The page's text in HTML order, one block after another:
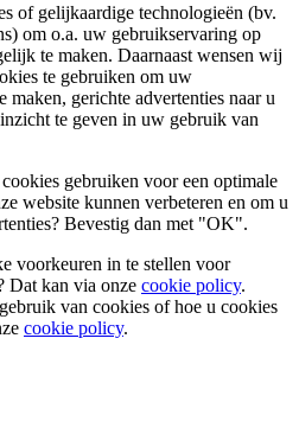
of gelijkaardige technologieën (bv.
om o.a. uw gebruikservaring op
te maken. Daarnaast wensen wij
te gebruiken om uw
maken, gerichte advertenties naar u
te geven in uw gebruik van
gebruiken voor een optimale
website kunnen verbeteren en om u
Bevestig dan met "OK".
voorkeuren in te stellen voor
Dat kan via onze cookie policy.
van cookies of hoe u cookies
cookie policy.